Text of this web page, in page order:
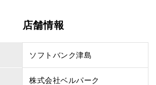
店舗情報
ソフトバンク津島
株式会社ベルパーク